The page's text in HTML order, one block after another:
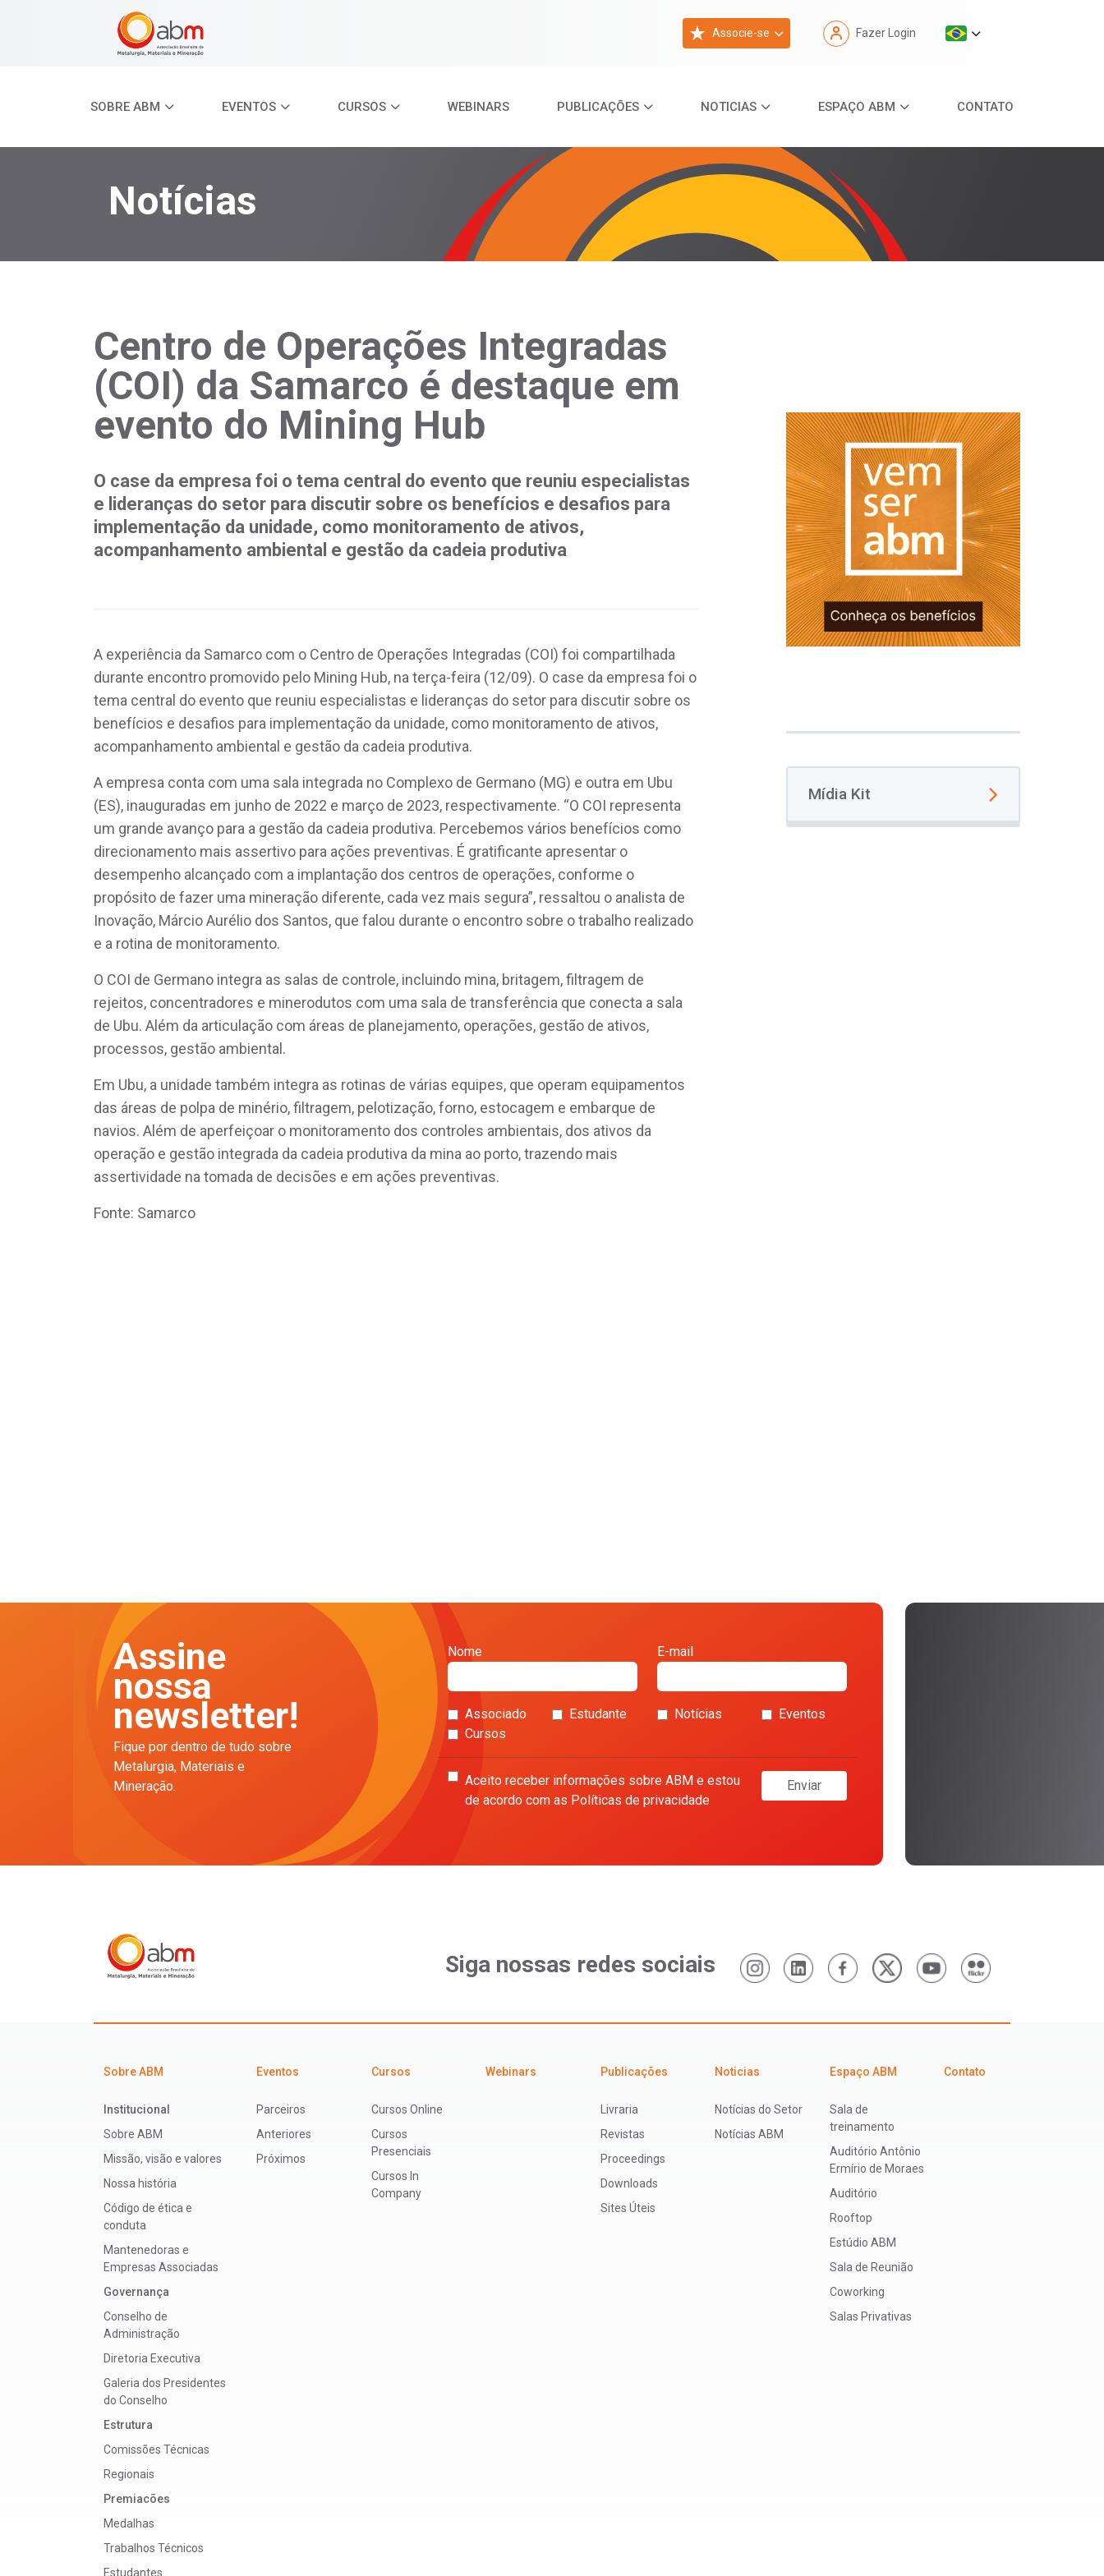
Associe-se Fazer Login
SOBRE ABM EVENTOS CURSOS WEBINARS PUBLICAÇÕES NOTICIAS ESPAÇO ABM CONTATO
Notícias
Centro de Operações Integradas
(COI) da Samarco é destaque em
evento do Mining Hub
O case da empresa foi o tema central do evento que reuniu especialistas
e lideranças do setor para discutir sobre os benefícios e desafios para
implementação da unidade, como monitoramento de ativos,
acompanhamento ambiental e gestão da cadeia produtiva
A experiência da Samarco com o Centro de Operações Integradas (COI) foi compartilhada
durante encontro promovido pelo Mining Hub, na terça-feira (12/09). O case da empresa foi o
tema central do evento que reuniu especialistas e lideranças do setor para discutir sobre os
benefícios e desafios para implementação da unidade, como monitoramento de ativos,
acompanhamento ambiental e gestão da cadeia produtiva.
A empresa conta com uma sala integrada no Complexo de Germano (MG) e outra em Ubu
(ES), inauguradas em junho de 2022 e março de 2023, respectivamente. “O COI representa
um grande avanço para a gestão da cadeia produtiva. Percebemos vários benefícios como
direcionamento mais assertivo para ações preventivas. É gratificante apresentar o
desempenho alcançado com a implantação dos centros de operações, conforme o
propósito de fazer uma mineração diferente, cada vez mais segura”, ressaltou o analista de
Inovação, Márcio Aurélio dos Santos, que falou durante o encontro sobre o trabalho realizado
e a rotina de monitoramento.
O COI de Germano integra as salas de controle, incluindo mina, britagem, filtragem de
rejeitos, concentradores e minerodutos com uma sala de transferência que conecta a sala
de Ubu. Além da articulação com áreas de planejamento, operações, gestão de ativos,
processos, gestão ambiental.
Em Ubu, a unidade também integra as rotinas de várias equipes, que operam equipamentos
das áreas de polpa de minério, filtragem, pelotização, forno, estocagem e embarque de
navios. Além de aperfeiçoar o monitoramento dos controles ambientais, dos ativos da
operação e gestão integrada da cadeia produtiva da mina ao porto, trazendo mais
assertividade na tomada de decisões e em ações preventivas.
Fonte: Samarco
Mídia Kit
Assine
nossa
newsletter!
Fique por dentro de tudo sobre
Metalurgia, Materiais e
Mineração.
Nome E-mail
Associado Estudante Notícias
Eventos
Cursos
Aceito receber informações sobre ABM e estou
de acordo com as Políticas de privacidade
Enviar
Siga nossas redes sociais
Sobre ABM
Institucional
Sobre ABM
Missão, visão e valores
Nossa história
Código de ética e
conduta
Mantenedoras e
Empresas Associadas
Governança
Conselho de
Administração
Diretoria Executiva
Galeria dos Presidentes
do Conselho
Estrutura
Comissões Técnicas
Regionais
Premiacões
Medalhas
Trabalhos Técnicos
Estudantes
Eventos
Parceiros
Anteriores
Próximos
Cursos
Cursos Online
Cursos
Presenciais
Cursos In
Company
Webinars Publicações
Livraria
Revistas
Proceedings
Downloads
Sites Úteis
Noticias
Notícias do Setor
Notícias ABM
Espaço ABM
Sala de
treinamento
Auditório Antônio
Ermírio de Moraes
Auditório
Rooftop
Estúdio ABM
Sala de Reunião
Coworking
Salas Privativas
Contato